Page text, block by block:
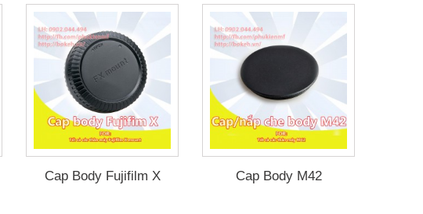
Cap Body Fujifilm X Cap Body M42